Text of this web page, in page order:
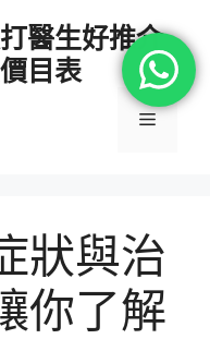
醫生好推介
目表
選
狀與治
你了解